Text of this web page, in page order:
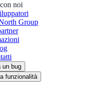
noi
Group
un bug
funzionalità